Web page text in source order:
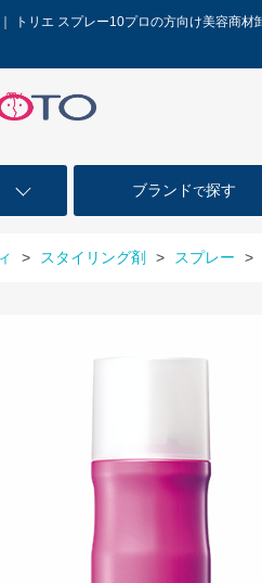
トリエ スプレー10プロの方向け美容商材
ブランドで探す
> スタイリング剤 > スプレー >